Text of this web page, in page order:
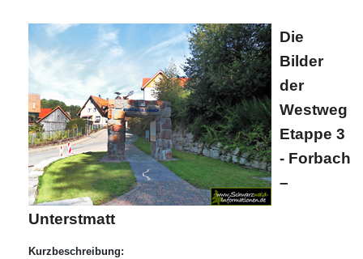
Die
Bilder
der
Westweg
Etappe 3
- Forbach
–
Unterstmatt
Kurzbeschreibung: